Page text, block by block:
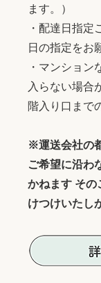
ます。）
・配達日指定
日の指定をお
・マンション
入らない場合
階入り口まで
※運送会社の
ご希望に沿わ
かねます その
けつけいたし